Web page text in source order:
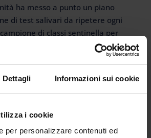
Dettagli Informazioni sui cookie
i cookie
per personalizzare contenuti ed
ha messo a punto un piano
di test salivari da ripetere ogni
di classi sentinella per
contagio...